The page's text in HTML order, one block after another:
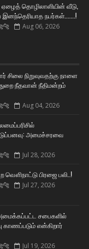
ஏழைத் தொழிலாளியின் வீடு,
நபர்கள்.......!
Aug 06, 2026
சிலை நிறுவுவதற்கு நாளை
நீதவான் நீதிமன்றம்
Aug 04, 2026
அமைச்சரவை
Jul 28, 2026
வௌிநாட்டு பிரஜை பலி..!
Jul 27, 2026
சபைகளில்
காணப்படும் என்கிறார்
Jul 19, 2026